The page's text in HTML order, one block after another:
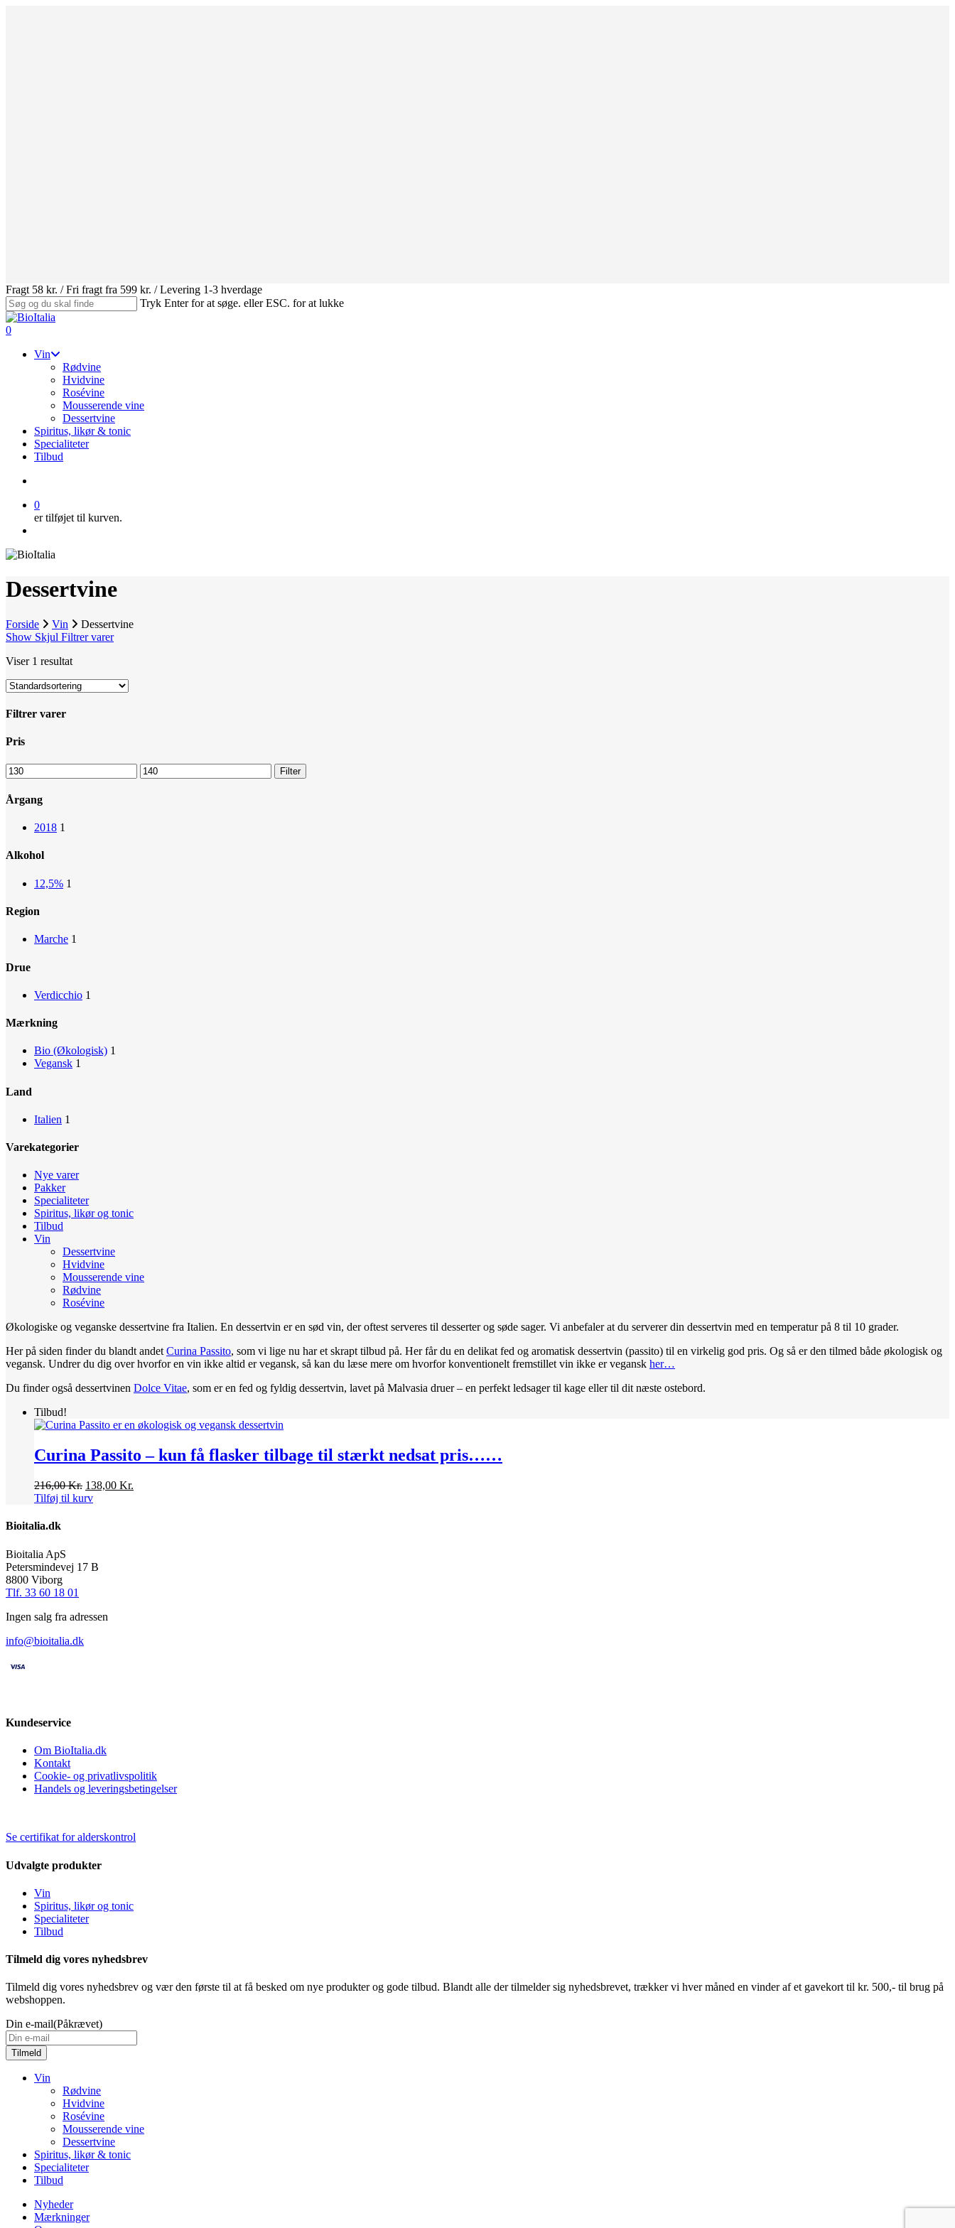
Fragt 58 kr. / Fri fragt fra 599 kr. / Levering 1-3 hverdage
Tryk Enter for at søge. eller ESC. for at lukke
Close
Search
search
0
Vin
Rødvine
Hvidvine
Rosévine
Mousserende vine
Dessertvine
Spiritus, likør & tonic
Specialiteter
Tilbud
0
er tilføjet til kurven.
Dessertvine
Forside Vin
Dessertvine
Show Skjul Filtrer varer
Viser 1 resultat
Filtrer varer
Close
Pris
Mindste
pris
Højeste
pris
Filter
Årgang
2018 1
Alkohol
12,5% 1
Region
Marche 1
Drue
Verdicchio 1
Mærkning
Bio (Økologisk) 1
Vegansk 1
Land
Italien 1
Varekategorier
Nye varer
Pakker
Specialiteter
Spiritus, likør og tonic
Tilbud
Vin
Dessertvine
Hvidvine
Mousserende vine
Rødvine
Rosévine
Økologiske og veganske dessertvine fra Italien. En dessertvin er en sød vin, der oftest serveres til desserter og søde sager. Vi anbefaler at du serverer din dessertvin med en temperatur på 8 til 10 grader.
Her på siden finder du blandt andet Curina Passito, som vi lige nu har et skrapt tilbud på. Her får du en delikat fed og aromatisk dessertvin (passito) til en virkelig god pris. Og så er den tilmed både økologisk og
vegansk. Undrer du dig over hvorfor en vin ikke altid er vegansk, så kan du læse mere om hvorfor konventionelt fremstillet vin ikke er vegansk her…
Du finder også dessertvinen Dolce Vitae, som er en fed og fyldig dessertvin, lavet på Malvasia druer – en perfekt ledsager til kage eller til dit næste ostebord.
Tilbud!
Curina Passito – kun få flasker tilbage til stærkt nedsat pris……
216,00Kr. Den
oprindelige
138,00 Kr.
Tilføj til kurv
Bioitalia.dk
Bioitalia ApS
Petersmindevej 17 B
8800 Viborg
Tlf. 33 60 18 01
Ingen salg fra adressen
info@bioitalia.dk
Kundeservice
Om BioItalia.dk
Kontakt
Cookie- og privatlivspolitik
Handels og leveringsbetingelser
Se certifikat for alderskontrol
Udvalgte produkter
Vin
Spiritus, likør og tonic
Specialiteter
Tilbud
Tilmeld dig vores nyhedsbrev
Tilmeld dig vores nyhedsbrev og vær den første til at få besked om nye produkter og gode tilbud. Blandt alle der tilmelder sig nyhedsbrevet, trækker vi hver måned en vinder af et gavekort til kr. 500,- til brug på
webshoppen.
Din e-mail(Påkrævet)
Close
Vin
Rødvine
Hvidvine
Rosévine
Mousserende vine
Dessertvine
Spiritus, likør & tonic
Specialiteter
Tilbud
Nyheder
Mærkninger